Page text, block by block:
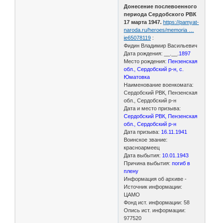
Донесение послевоенного
периода Сердобского РВК
17 марта 1947. https://pamyat-
naroda.ru/heroes/memoria …
ie65078119 :
Фидин Владимир Васильевич
Дата рождения: __.__. 1897
Место рождения:Пензенская
обл., Сердобский р-н, с.
Юматовка
Наименование военкомата:
Сердобский РВК, Пензенская
обл., Сердобский р-н
Дата и место призыва:
Сердобский РВК, Пензенская
обл., Сердобский р-н
Дата призыва: 16.11.1941
Воинское звание:
красноармеец
Дата выбытия: 10.01.1943
Причина выбытия: погиб в
плену
Информация об архиве -
Источник информации:
ЦАМО
Фонд ист. информации: 58
Опись ист. информации:
977520